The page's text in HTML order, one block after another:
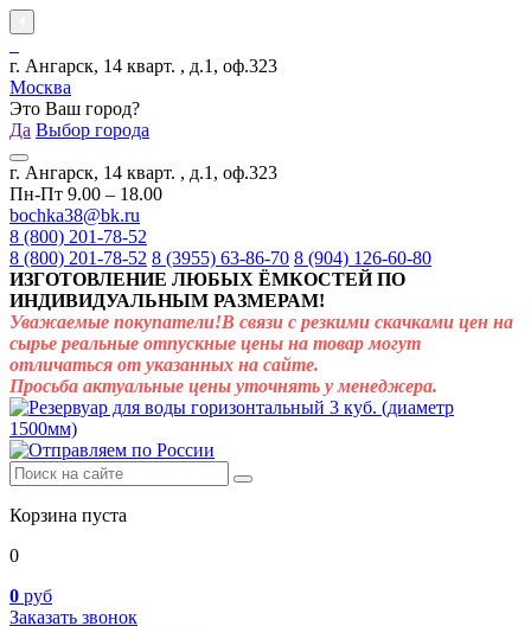
г. Ангарск, 14 кварт. , д.1, оф.323
Москва
Это Ваш город?
Да Выбор города
г. Ангарск, 14 кварт. , д.1, оф.323
Пн-Пт 9.00 – 18.00
bochka38@bk.ru
8 (800) 201-78-52
8 (800) 201-78-52 8 (3955) 63-86-70 8 (904) 126-60-80
ИЗГОТОВЛЕНИЕ ЛЮБЫХ ЁМКОСТЕЙ ПО
ИНДИВИДУАЛЬНЫМ РАЗМЕРАМ!
Уважаемые покупатели!В связи с резкими скачками цен на
сырье реальные отпускные цены на товар могут
отличаться от указанных на сайте.
Просьба актуальные цены уточнять у менеджера.
Корзина пуста
0
0 руб
Заказать звонок